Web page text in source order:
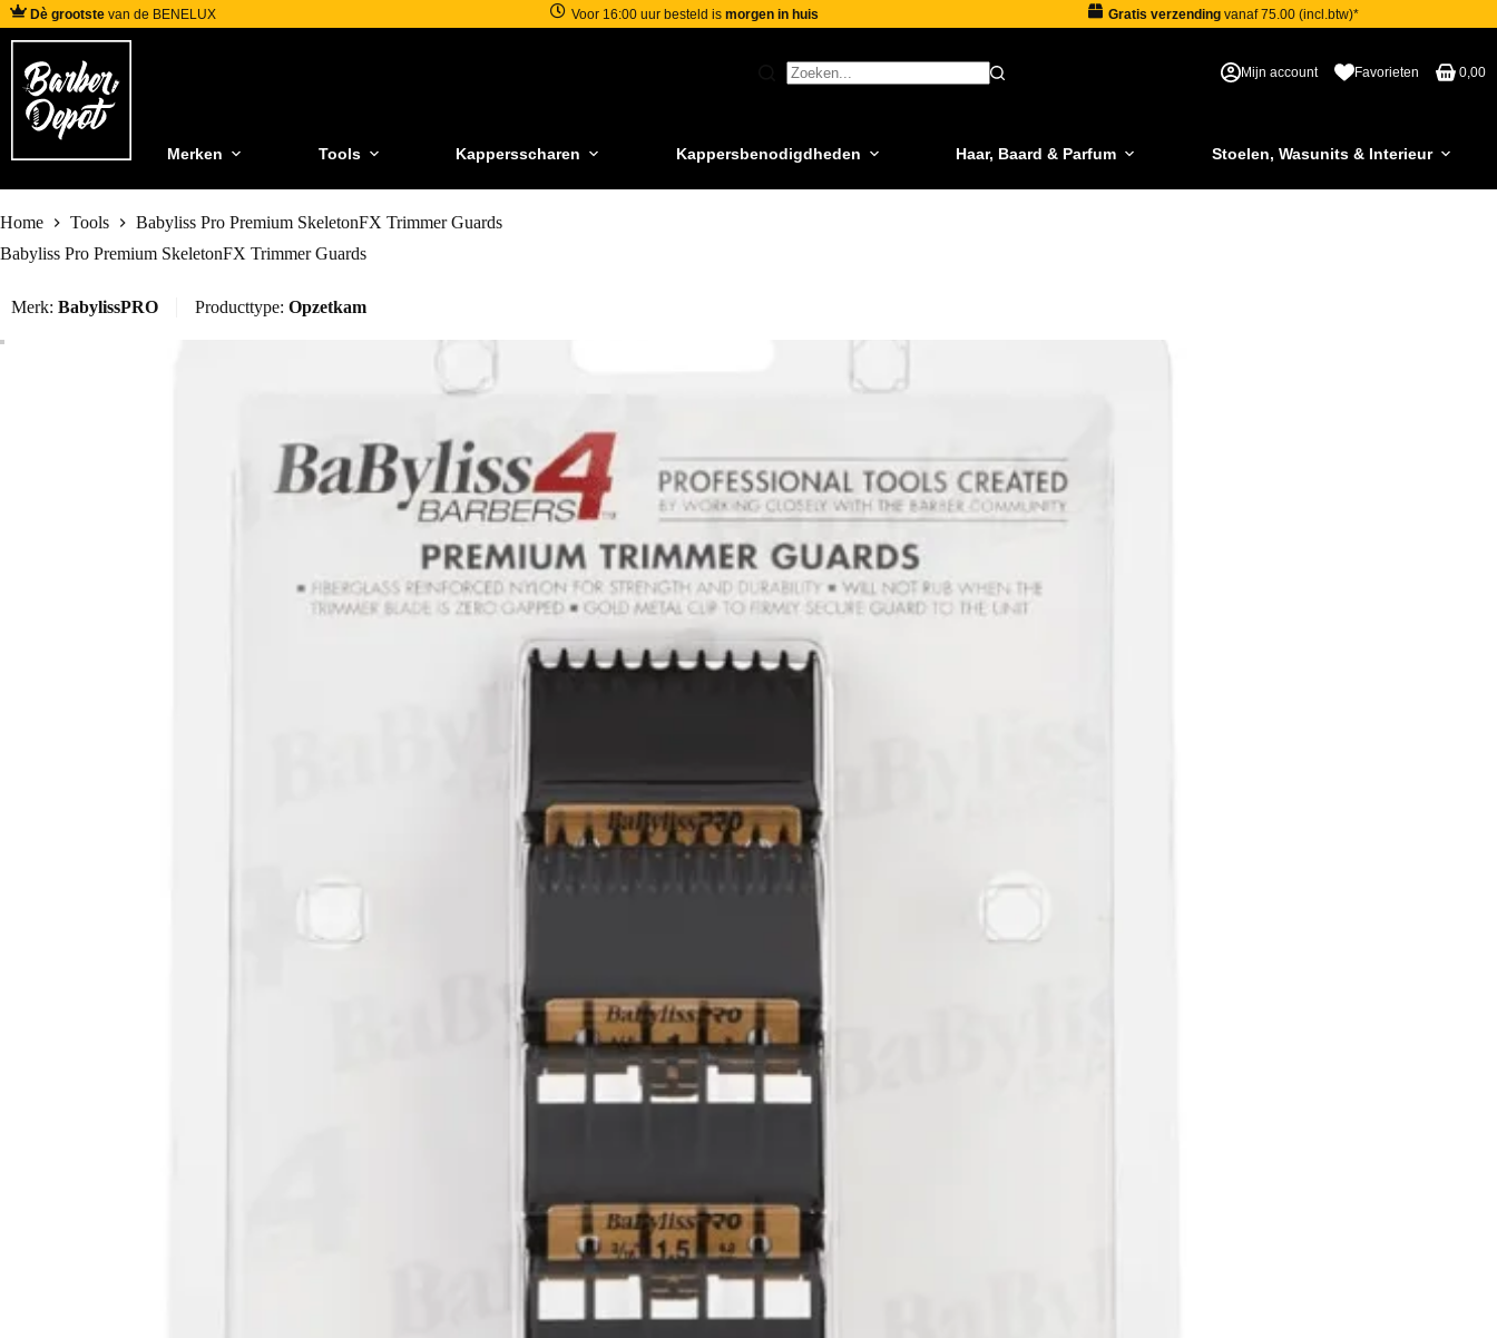
Dè grootste van de BENELUX Voor 16:00 uur besteld ismorgen in huis Gratis verzendingvanaf 75.00 (incl.btw)*
Mijn account Favorieten 0,00
Merken Tools Kappersscharen Kappersbenodigdheden Haar, Baard & Parfum Stoelen, Wasunits & Interieur
Home Tools
Babyliss Pro Premium SkeletonFX Trimmer Guards
Babyliss Pro Premium SkeletonFX Trimmer Guards
Merk: BabylissPRO Producttype: Opzetkam